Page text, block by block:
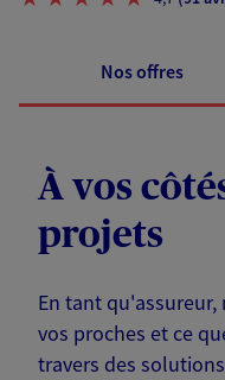
Nos offres
À vos
projets
En tant
vos proches et ce
travers des